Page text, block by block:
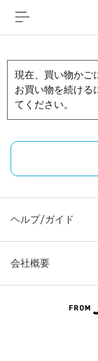
現在、買い物かご
お買い物を続ける
てください。
ヘルプ/ガイド
会社概要